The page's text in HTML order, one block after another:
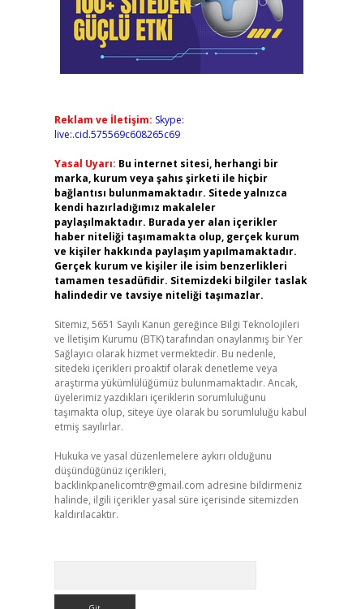
Reklam ve İletişim: Skype:
live:.cid.575569c608265c69
Yasal Uyarı: Bu internet sitesi, herhangi bir
marka, kurum veya şahıs şirketi ile hiçbir
bağlantısı bulunmamaktadır. Sitede yalnızca
kendi hazırladığımız makaleler
paylaşılmaktadır. Burada yer alan içerikler
haber niteliği taşımamakta olup, gerçek kurum
ve kişiler hakkında paylaşım yapılmamaktadır.
Gerçek kurum ve kişiler ile isim benzerlikleri
tamamen tesadüfidir. Sitemizdeki bilgiler taslak
halindedir ve tavsiye niteliği taşımazlar.
Sitemiz, 5651 Sayılı Kanun gereğince Bilgi Teknolojileri
ve İletişim Kurumu (BTK) tarafından onaylanmış bir Yer
Sağlayıcı olarak hizmet vermektedir. Bu nedenle,
sitedeki içerikleri proaktif olarak denetleme veya
araştırma yükümlülüğümüz bulunmamaktadır. Ancak,
üyelerimiz yazdıkları içeriklerin sorumluluğunu
taşımakta olup, siteye üye olarak bu sorumluluğu kabul
etmiş sayılırlar.
Hukuka ve yasal düzenlemelere aykırı olduğunu
düşündüğünüz içerikleri,
backlinkpanelicomtr@gmail.com adresine bildirmeniz
halinde, ilgili içerikler yasal süre içerisinde sitemizden
kaldırılacaktır.